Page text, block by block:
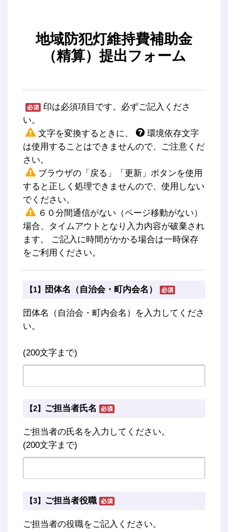
地域防犯灯維持費補助金
（精算）提出フォーム
印は必須項目です。必ずご記入くださ
い。
文字を変換するときに、
環境依存文字
は使用することはできませんので、ご注意くだ
さい。
ブラウザの「戻る」「更新」ボタンを使用
すると正しく処理できませんので、使用しない
でください。
６０分間通信がない（ページ移動がない）
場合、タイムアウトとなり入力内容が破棄され
ます。 ご記入に時間がかかる場合は一時保存
をご利用ください。
【1】 団体名（自治会・町内会名）
団体名（自治会・町内会名）を入力してくださ
い。
(200文字まで)
【2】 ご担当者氏名
ご担当者の氏名を入力してください。
(200文字まで)
【3】 ご担当者役職
ご担当者の役職をご記入ください。